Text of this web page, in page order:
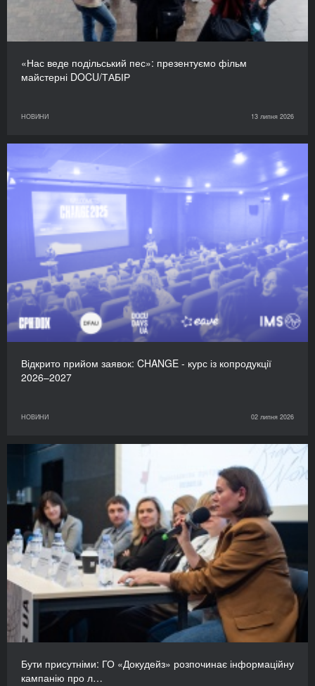
«Нас веде подільський пес»: презентуємо фільм
майстерні DOCU/ТАБІР
НОВИНИ 13 липня 2026
Відкрито прийом заявок: CHANGE - курс із копродукції
2026–2027
НОВИНИ 02 липня 2026
Бути присутніми: ГО «Докудейз» розпочинає інформаційну
кампанію про л…